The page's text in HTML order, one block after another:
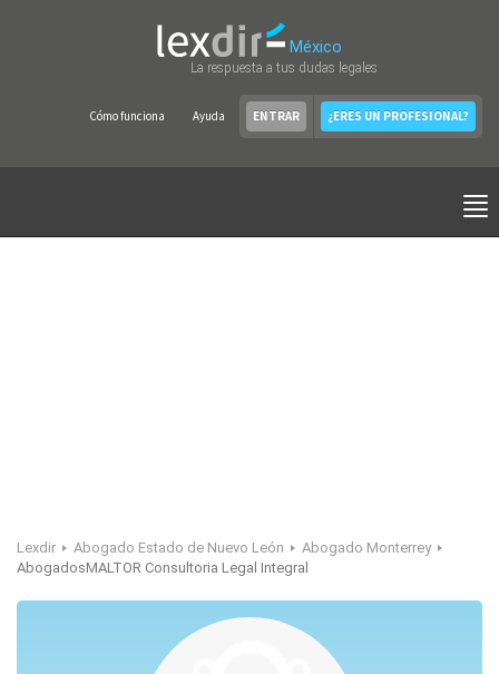
México
La respuesta a tus dudas legales
Cómo funciona Ayuda ENTRAR ¿ERES UN PROFESIONAL?
Lexdir Abogado Estado de Nuevo León
Abogado Monterrey
AbogadosMALTOR Consultoria Legal Integral